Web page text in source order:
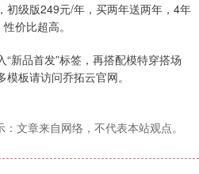
初级版249元/年，买两年送两年，4年
价比超高。
新品首发”标签，再搭配模特穿搭场
板请访问乔拓云官网。
文章来自网络，不代表本站观点。